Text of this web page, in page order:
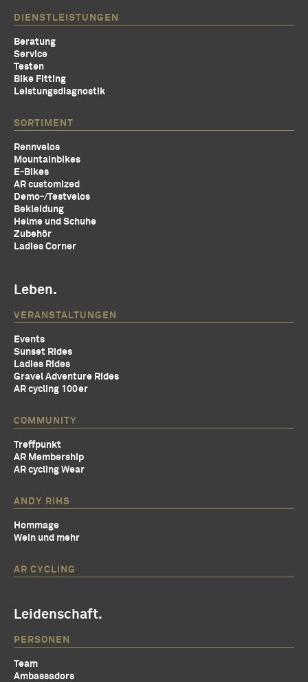
DIENSTLEISTUNGEN
Beratung
Service
Testen
Bike Fitting
Leistungsdiagnostik
SORTIMENT
Rennvelos
Mountainbikes
E-Bikes
AR customized
Demo-/Testvelos
Bekleidung
Helme und Schuhe
Zubehör
Ladies Corner
Leben.
VERANSTALTUNGEN
Events
Sunset Rides
Ladies Rides
Gravel Adventure Rides
AR cycling 100er
COMMUNITY
Treffpunkt
AR Membership
AR cycling Wear
ANDY RIHS
Hommage
Wein und mehr
AR CYCLING
Leidenschaft.
PERSONEN
Team
Ambassadors